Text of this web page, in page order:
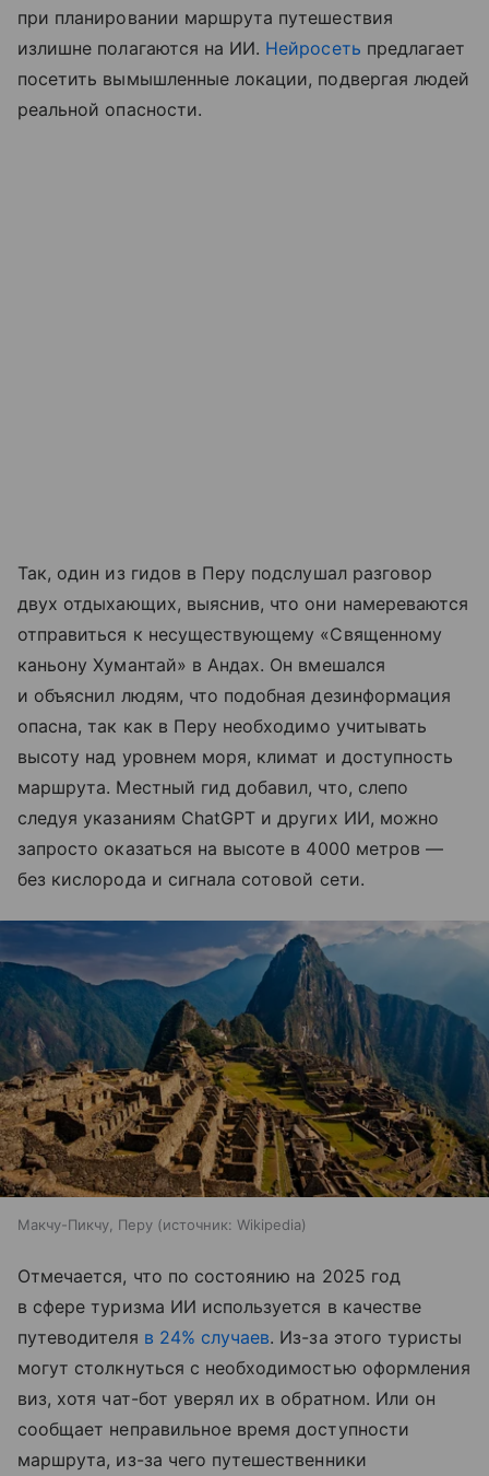
при планировании маршрута путешествия
излишне полагаются на ИИ. Нейросеть предлагает
посетить вымышленные локации, подвергая людей
реальной опасности.
Так, один из гидов в Перу подслушал разговор
двух отдыхающих, выяснив, что они намереваются
отправиться к несуществующему «Священному
каньону Хумантай» в Андах. Он вмешался
и объяснил людям, что подобная дезинформация
опасна, так как в Перу необходимо учитывать
высоту над уровнем моря, климат и доступность
маршрута. Местный гид добавил, что, слепо
следуя указаниям ChatGPT и других ИИ, можно
запросто оказаться на высоте в 4000 метров —
без кислорода и сигнала сотовой сети.
Макчу-Пикчу, Перу источник: Wikipedia
Отмечается, что по состоянию на 2025 год
в сфере туризма ИИ используется в качестве
путеводителя в 24% случаев. Из-за этого туристы
могут столкнуться с необходимостью оформления
виз, хотя чат-бот уверял их в обратном. Или он
сообщает неправильное время доступности
маршрута, из-за чего путешественники